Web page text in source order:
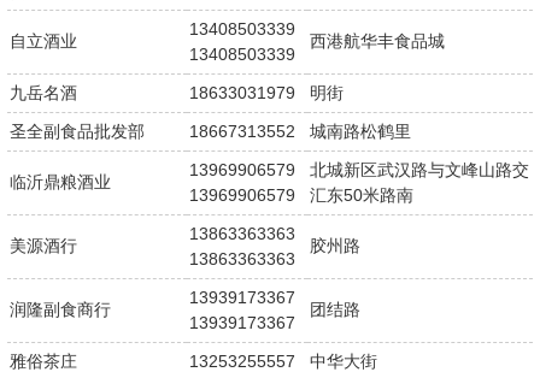
自立酒业
13408503339
13408503339
西港航华丰食品城
九岳名酒 18633031979
明街
圣全副食品批发部
18667313552 城南路松鹤里
临沂鼎粮酒业
13969906579
13969906579
北城新区武汉路与文峰山路交
汇东50米路南
美源酒行
13863363363
13863363363
胶州路
润隆副食商行
13939173367
13939173367
团结路
雅俗茶庄 13253255557
中华大街